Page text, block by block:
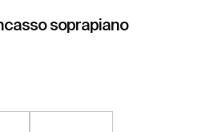
soprapiano